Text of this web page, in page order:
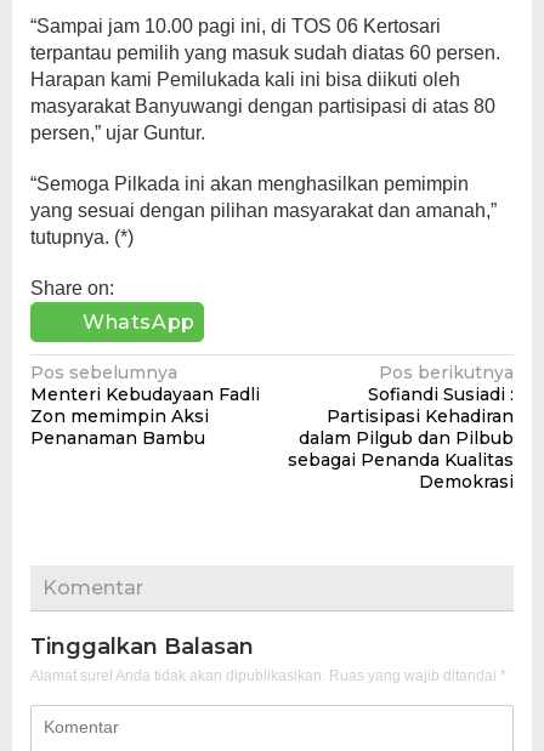
“Sampai jam 10.00 pagi ini, di TOS 06 Kertosari
terpantau pemilih yang masuk sudah diatas 60 persen.
Harapan kami Pemilukada kali ini bisa diikuti oleh
masyarakat Banyuwangi dengan partisipasi di atas 80
persen,” ujar Guntur.
“Semoga Pilkada ini akan menghasilkan pemimpin
yang sesuai dengan pilihan masyarakat dan amanah,”
tutupnya. (*)
Share on:
WhatsApp
Navigasi
pos
Pos sebelumnya
Menteri Kebudayaan Fadli
Zon memimpin Aksi
Penanaman Bambu
Pos berikutnya
Sofiandi Susiadi :
Partisipasi Kehadiran
dalam Pilgub dan Pilbub
sebagai Penanda Kualitas
Demokrasi
Komentar
Tinggalkan Balasan
Alamat surel Anda tidak akan dipublikasikan. Ruas yang wajib ditandai *